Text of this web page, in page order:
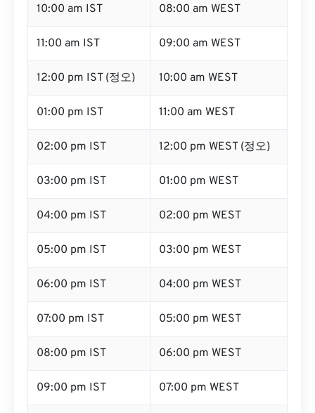
10:00 am IST 08:00 am WEST
11:00 am IST 09:00 am WEST
12:00 pm IST (정오) 10:00 am WEST
01:00 pm IST 11:00 am WEST
02:00 pm IST 12:00 pm WEST (정오)
03:00 pm IST 01:00 pm WEST
04:00 pm IST 02:00 pm WEST
05:00 pm IST 03:00 pm WEST
06:00 pm IST 04:00 pm WEST
07:00 pm IST 05:00 pm WEST
08:00 pm IST 06:00 pm WEST
09:00 pm IST 07:00 pm WEST